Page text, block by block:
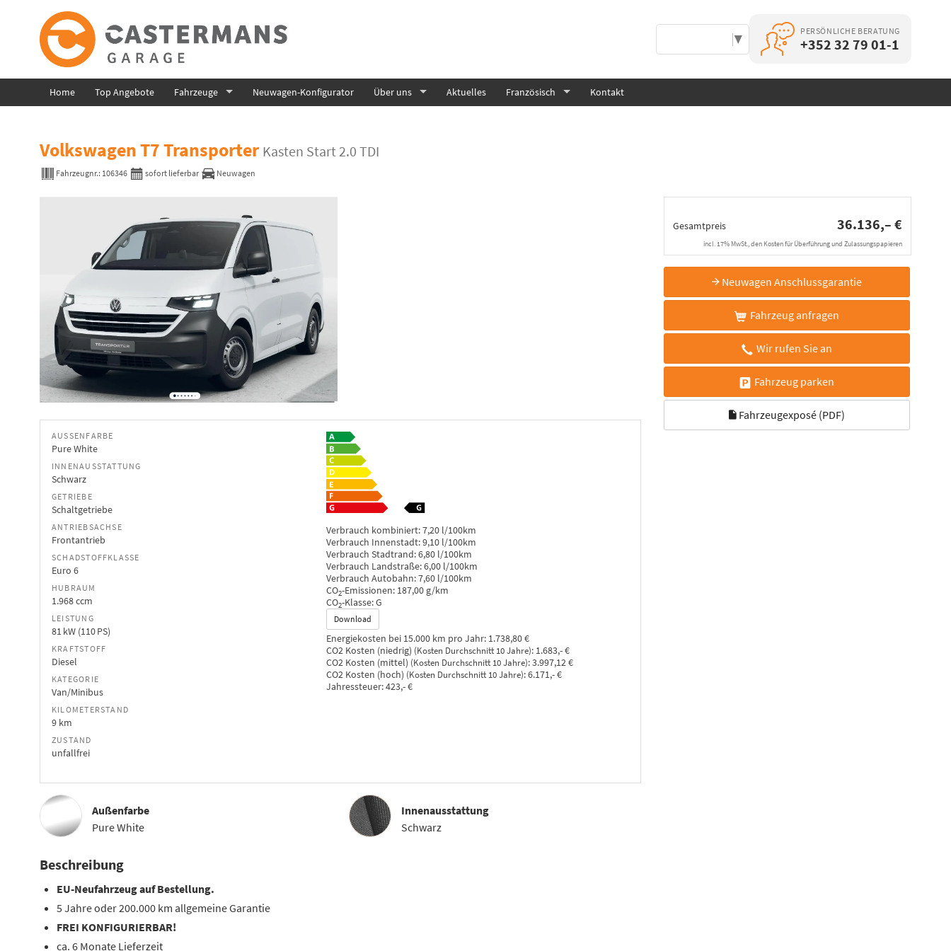
▼
PERSÖNLICHE BERATUNG
+352 32 79 01-1
Home Top Angebote Fahrzeuge Neuwagen-Konfigurator Über uns Aktuelles Französisch Kontakt
Volkswagen T7 Transporter Kasten Start 2.0 TDI
Fahrzeugnr.: 106346 sofort lieferbar Neuwagen
Gesamtpreis 36.136,– €
incl. 17% MwSt., den Kosten für Überführung und Zulassungspapieren
Neuwagen Anschlussgarantie
Fahrzeug anfragen
Wir rufen Sie an
Fahrzeug parken
Fahrzeugexposé (PDF)
AUSSENFARBE
Pure White
INNENAUSSTATTUNG
Schwarz
GETRIEBE
Schaltgetriebe
ANTRIEBSACHSE
Frontantrieb
SCHADSTOFFKLASSE
Euro 6
HUBRAUM
1.968 ccm
LEISTUNG
81 kW (110 PS)
KRAFTSTOFF
Diesel
KATEGORIE
Van/Minibus
KILOMETERSTAND
9 km
ZUSTAND
unfallfrei
Verbrauch kombiniert:7,20 l/100km
Verbrauch Innenstadt:9,10 l/100km
Verbrauch Stadtrand:6,80 l/100km
Verbrauch Landstraße:6,00 l/100km
Verbrauch Autobahn:7,60 l/100km
CO2-Emissionen: 187,00 g/km
CO2-Klasse:G
Download
Energiekosten bei 15.000 km pro Jahr: 1.738,80 €
CO2 Kosten (niedrig) (Kosten Durchschnitt 10 Jahre): 1.683,- €
CO2 Kosten (mittel) (Kosten Durchschnitt 10 Jahre):3.997,12 €
CO2 Kosten (hoch) (Kosten Durchschnitt 10 Jahre):6.171,- €
Jahressteuer:423,- €
Außenfarbe
Pure White
InnenausstattungInnenausstattung
Schwarz
Beschreibung
EU-Neufahrzeug auf Bestellung.
5 Jahre oder 200.000 km allgemeine Garantie
FREI KONFIGURIERBAR!
ca. 6 Monate Lieferzeit